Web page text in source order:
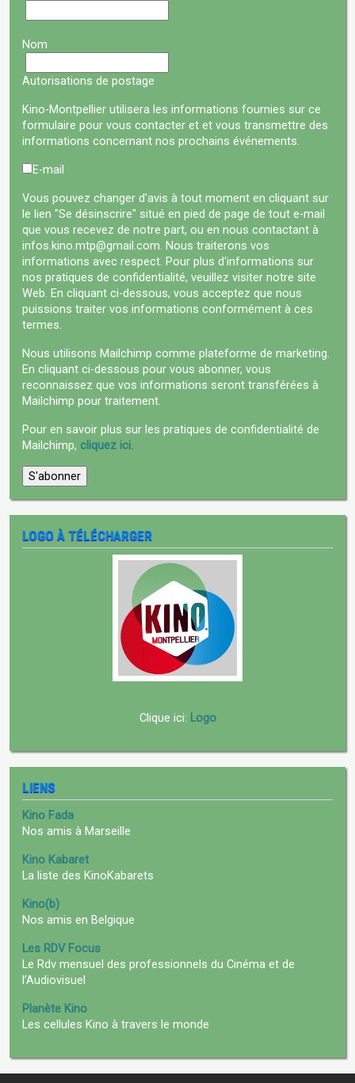
Nom
Autorisations de postage
Kino-Montpellier utilisera les informations fournies sur ce
formulaire pour vous contacter et et vous transmettre des
informations concernant nos prochains événements.
E-mail
Vous pouvez changer d'avis à tout moment en cliquant sur
le lien "Se désinscrire" situé en pied de page de tout e-mail
que vous recevez de notre part, ou en nous contactant à
infos.kino.mtp@gmail.com. Nous traiterons vos
informations avec respect. Pour plus d'informations sur
nos pratiques de confidentialité, veuillez visiter notre site
Web. En cliquant ci-dessous, vous acceptez que nous
puissions traiter vos informations conformément à ces
termes.
Nous utilisons Mailchimp comme plateforme de marketing.
En cliquant ci-dessous pour vous abonner, vous
reconnaissez que vos informations seront transférées à
Mailchimp pour traitement.
Pour en savoir plus sur les pratiques de confidentialité de
Mailchimp, cliquez ici.
LOGO À TÉLÉCHARGER
Clique ici: Logo
LIENS
Kino Fada
Nos amis à Marseille
Kino Kabaret
La liste des KinoKabarets
Kino(b)
Nos amis en Belgique
Les RDV Focus
Le Rdv mensuel des professionnels du Cinéma et de
l’Audiovisuel
Planète Kino
Les cellules Kino à travers le monde